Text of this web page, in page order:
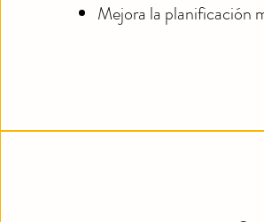
Mejora la planificación